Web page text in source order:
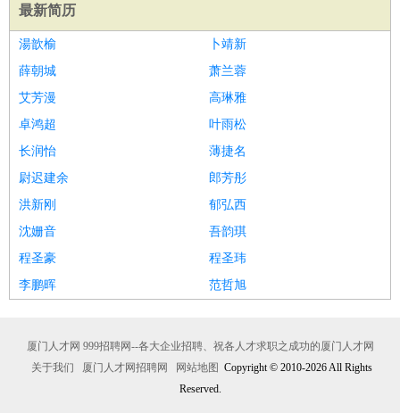
最新简历
湯歆榆
卜靖新
薛朝城
萧兰蓉
艾芳漫
高琳雅
卓鸿超
叶雨松
长润怡
薄捷名
尉迟建余
郎芳彤
洪新刚
郁弘西
沈姗音
吾韵琪
程圣豪
程圣玮
李鹏晖
范哲旭
厦门人才网 999招聘网--各大企业招聘、祝各人才求职之成功的厦门人才网
关于我们
厦门人才网招聘网 网站地图 Copyright © 2010-2026 All Rights
Reserved.